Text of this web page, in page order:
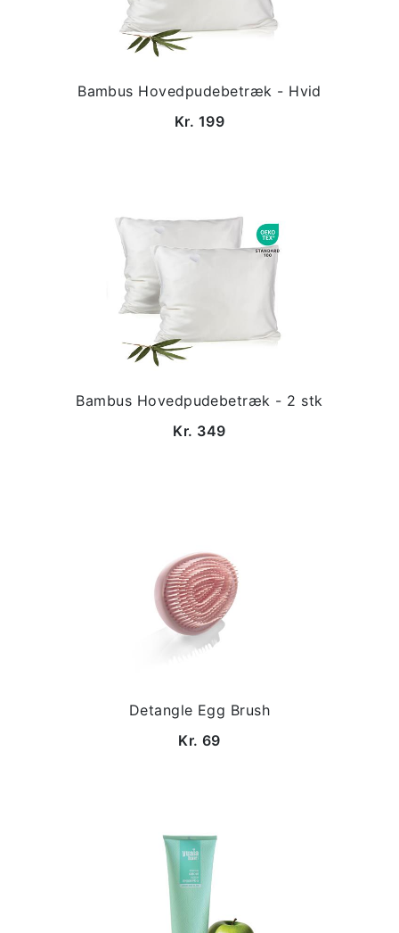
Bambus Hovedpudebetræk - Hvid
Kr. 199
Bambus Hovedpudebetræk - 2 stk
Kr. 349
Detangle Egg Brush
Kr. 69